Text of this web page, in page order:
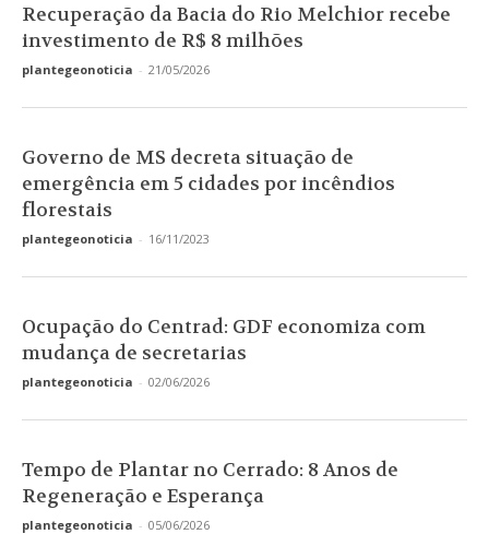
Recuperação da Bacia do Rio Melchior recebe
investimento de R$ 8 milhões
plantegeonoticia - 21/05/2026
Governo de MS decreta situação de
emergência em 5 cidades por incêndios
florestais
plantegeonoticia - 16/11/2023
Ocupação do Centrad: GDF economiza com
mudança de secretarias
plantegeonoticia - 02/06/2026
Tempo de Plantar no Cerrado: 8 Anos de
Regeneração e Esperança
plantegeonoticia - 05/06/2026